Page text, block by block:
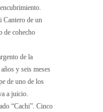
Cantero de un
de cohecho
de la
y seis meses
de uno de los
a juicio.
“Cachi”. Cinco